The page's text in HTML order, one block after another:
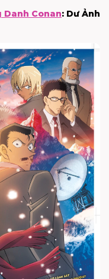
Danh Conan: Dư Ảnh